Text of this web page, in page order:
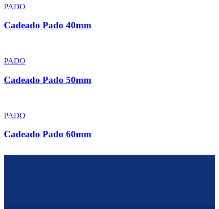
PADO
Cadeado Pado 40mm
PADO
Cadeado Pado 50mm
PADO
Cadeado Pado 60mm